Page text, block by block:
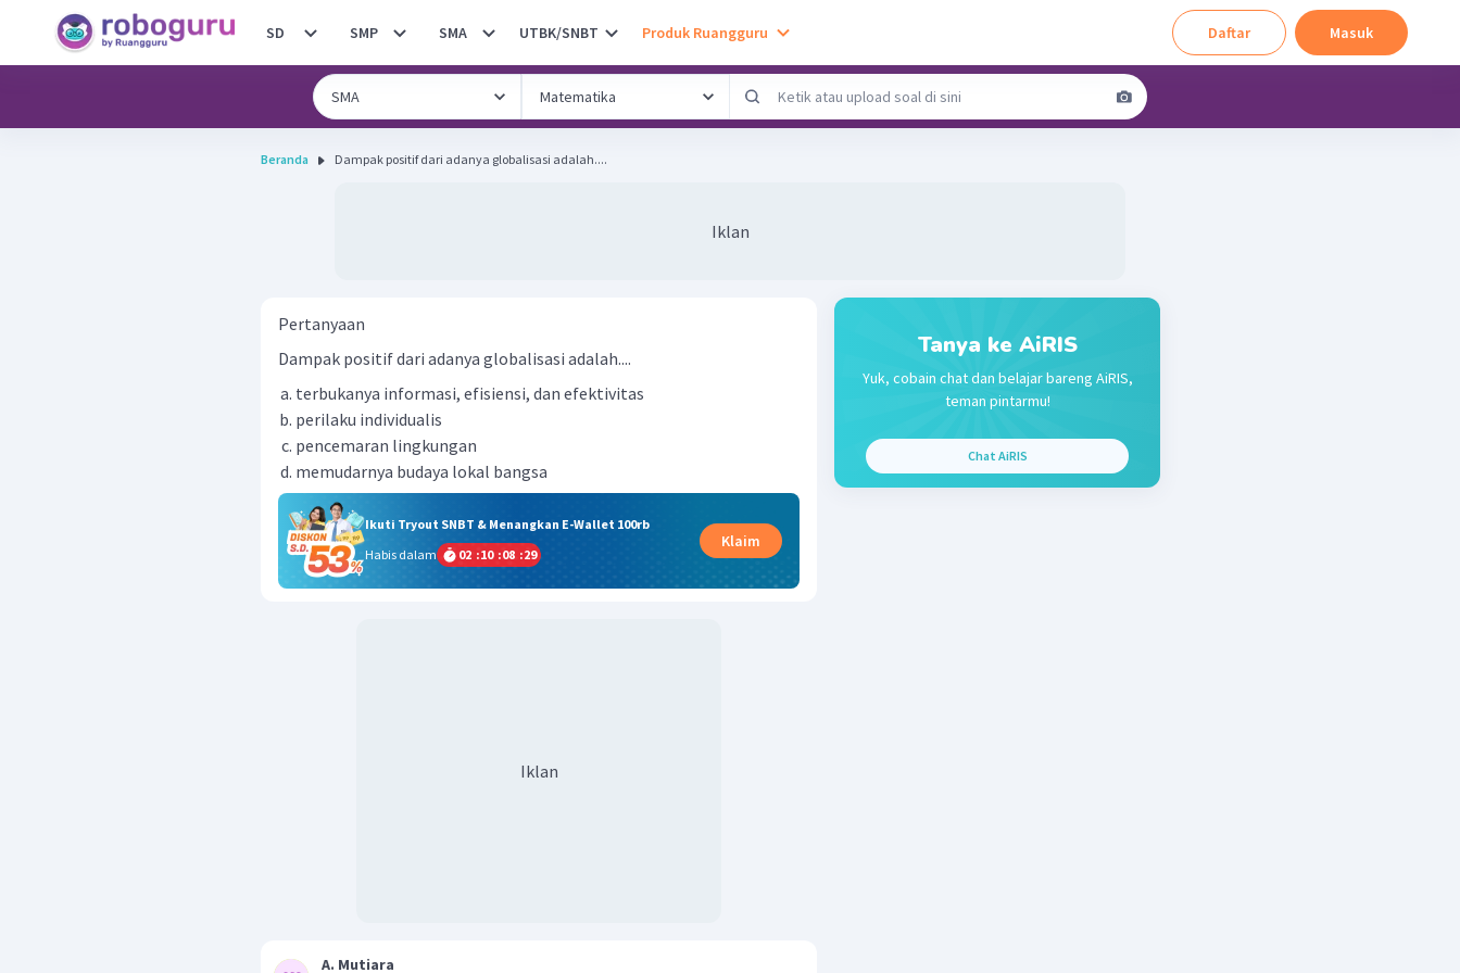
SD SMP SMA UTBK/SNBT Produk Ruangguru Daftar Masuk
Beranda Dampak positif dari adanya globalisasi adalah....
Iklan
Pertanyaan
Dampak positif dari adanya globalisasi adalah....
terbukanya informasi, efisiensi, dan efektivitas
perilaku individualis
pencemaran lingkungan
memudarnya budaya lokal bangsa
Ikuti Tryout SNBT & Menangkan E-Wallet 100rb
Habis dalam
02 :10 :08 :28
Klaim
Iklan
A. Mutiara
Tanya ke AiRIS
Yuk, cobain chat dan belajar bareng AiRIS,
teman pintarmu!
Chat AiRIS